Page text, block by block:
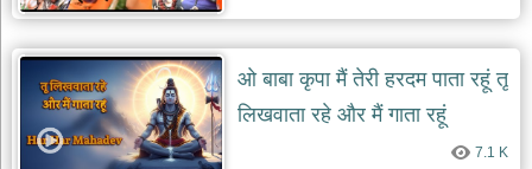
ओ बाबा कृपा मैं तेरी हरदम पाता रहूं तू
लिखवाता रहे और मैं गाता रहूं
7.1 K